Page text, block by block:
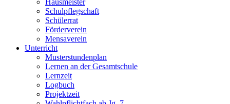
Hausmeister
Schulpflegschaft
Schülerrat
Förderverein
Mensaverein
Unterricht
Musterstundenplan
Lernen an der Gesamtschule
Lernzeit
Logbuch
Projektzeit